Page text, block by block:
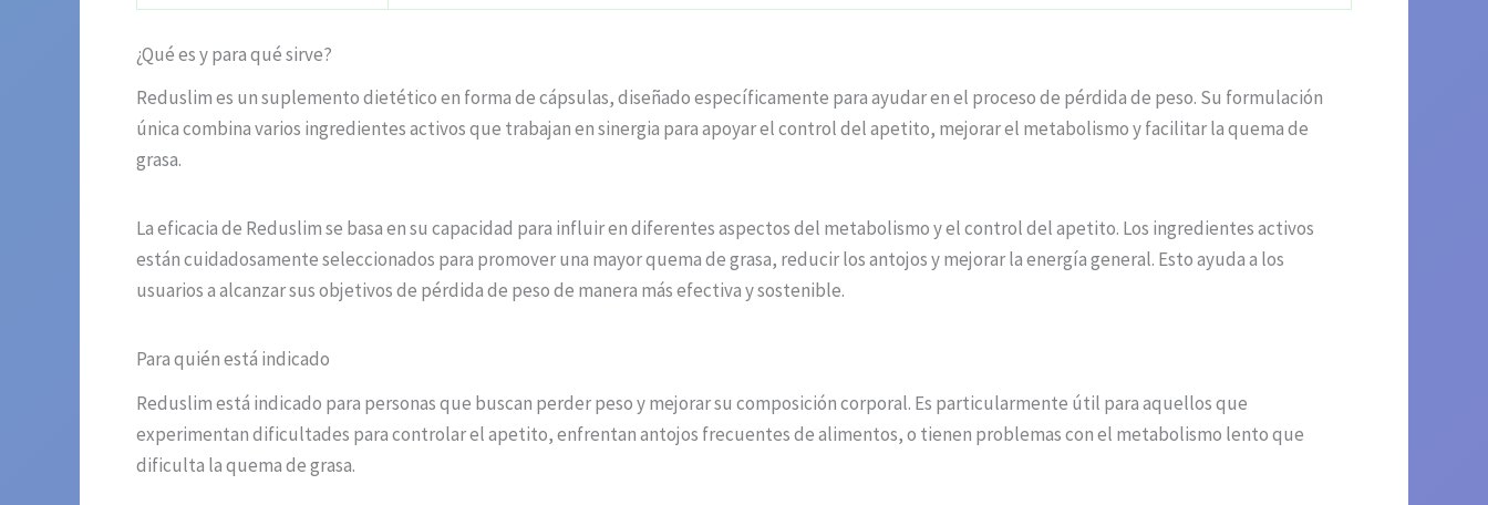
¿Qué es y para qué sirve?
Reduslim es un suplemento dietético en forma de cápsulas, diseñado específicamente para ayudar en el proceso de pérdida de peso. Su formulación
única combina varios ingredientes activos que trabajan en sinergia para apoyar el control del apetito, mejorar el metabolismo y facilitar la quema de
grasa.
La eficacia de Reduslim se basa en su capacidad para influir en diferentes aspectos del metabolismo y el control del apetito. Los ingredientes activos
están cuidadosamente seleccionados para promover una mayor quema de grasa, reducir los antojos y mejorar la energía general. Esto ayuda a los
usuarios a alcanzar sus objetivos de pérdida de peso de manera más efectiva y sostenible.
Para quién está indicado
Reduslim está indicado para personas que buscan perder peso y mejorar su composición corporal. Es particularmente útil para aquellos que
experimentan dificultades para controlar el apetito, enfrentan antojos frecuentes de alimentos, o tienen problemas con el metabolismo lento que
dificulta la quema de grasa.